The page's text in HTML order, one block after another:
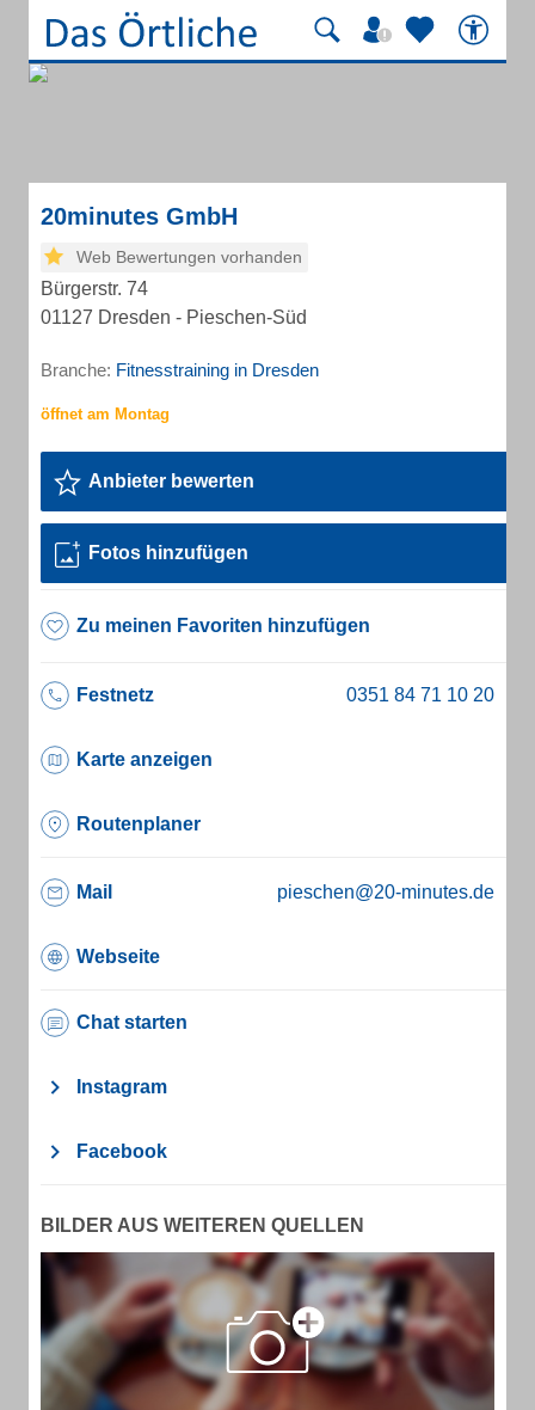
20minutes GmbH
Web Bewertungen vorhanden
Bürgerstr. 74
01127 Dresden - Pieschen-Süd
Branche: Fitnesstraining in Dresden
Anbieter bewerten
Fotos hinzufügen
Zu meinen Favoriten hinzufügen
Festnetz
Karte anzeigen
Routenplaner
Mail pieschen@20-minutes.de
Webseite
Chat starten
Instagram
Facebook
BILDER AUS WEITEREN QUELLEN